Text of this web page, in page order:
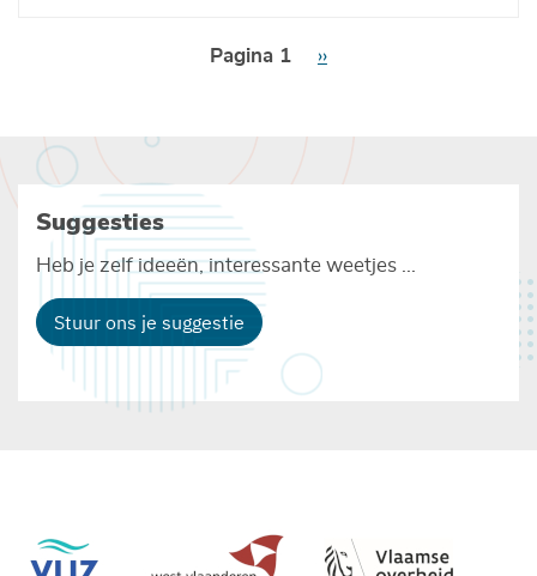
Pagina 1
Volgende
››
Suggesties
Heb je zelf ideeën, interessante weetjes ...
Stuur ons je suggestie